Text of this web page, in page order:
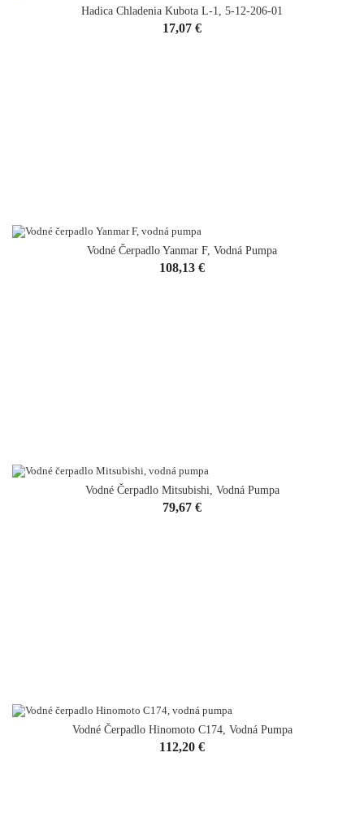
Hadica Chladenia Kubota L-1, 5-12-206-01
Cena
17,07 €
Vodné Čerpadlo Yanmar F, Vodná Pumpa
Cena
108,13 €
Vodné Čerpadlo Mitsubishi, Vodná Pumpa
Cena
79,67 €
Vodné Čerpadlo Hinomoto C174, Vodná Pumpa
Cena
112,20 €
VYPREDANÉ